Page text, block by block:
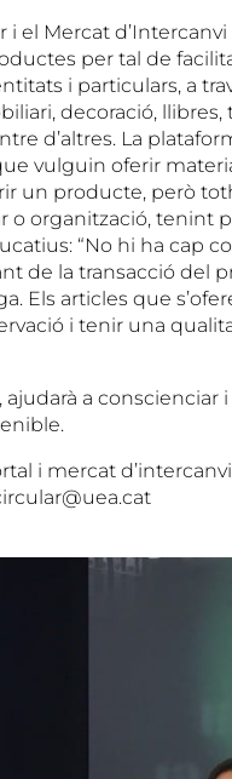
i el Mercat
per tal de
i particulars, a
decoració, llibres,
d’altres. La
vulguin oferir
un producte, però
o organització, tenint
“No hi ha cap
de la transacció del
Els articles que
i tenir una
a conscienciar
i mercat